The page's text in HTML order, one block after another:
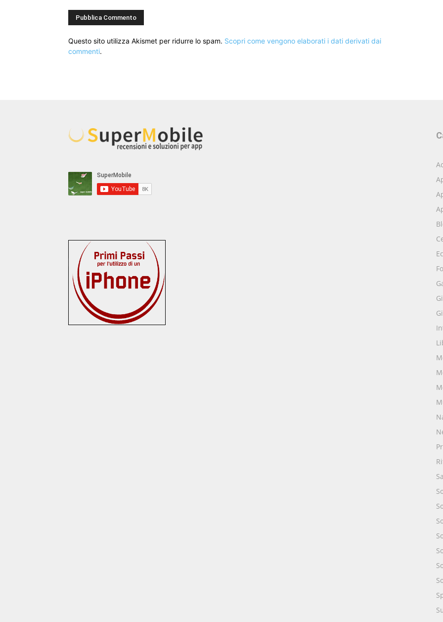
Questo sito utilizza Akismet per ridurre lo spam. Scopri come vengono elaborati i dati derivati dai
commenti.